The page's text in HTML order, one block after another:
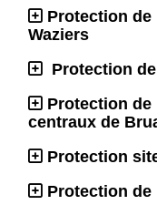
Protection de
Waziers
Protection
Protection de
centraux de
Protection
Protection de